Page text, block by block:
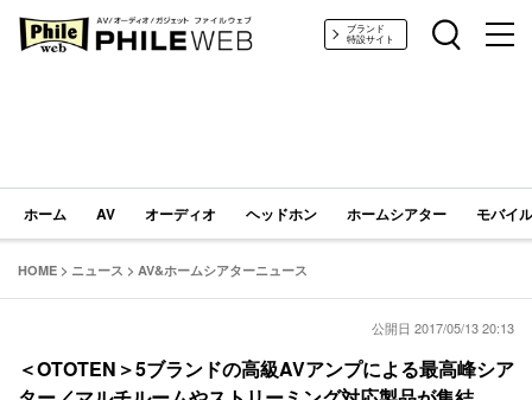
PHILE WEB｜AV/オーディオ/ガジェットブランド
特設サイト
ホーム AV オーディオ ヘッドホン ホームシアター モバイ
HOME > ニュース > AV&ホームシアターニュース
公開日 2017/05/13 20:13
＜OTOTEN＞5ブランドの高級AVアンプによる最高峰シア